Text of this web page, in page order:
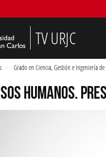
TV URJC
Grado en Ciencia, Gestión e Ingeniería de
HUMANOS.